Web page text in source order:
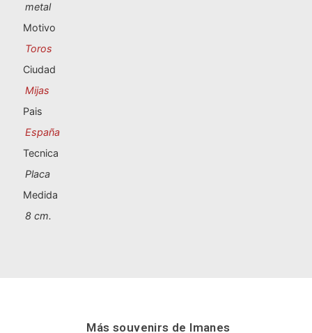
Albacete
Almería
Benidorm
metal
Motivo
Toros
Ciudad
Mijas
Pais
España
Tecnica
Placa
Medida
8 cm.
Más souvenirs de Imanes